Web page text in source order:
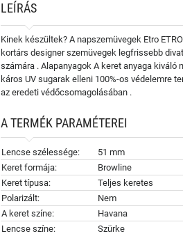
LEÍRÁS
Kinek készültek? A napszemüvegek Etro
kortárs designer szemüvegek legfrissebb
számára . Alapanyagok A keret anyaga
káros UV sugarak elleni 100%-os védelemre
az eredeti védőcsomagolásában .
A TERMÉK PARAMÉTEREI
Lencse szélessége:
51 mm
Keret formája:
Browline
Keret típusa:
Teljes keretes
Polarizált:
Nem
A keret színe:
Havana
Lencse színe:
Szürke